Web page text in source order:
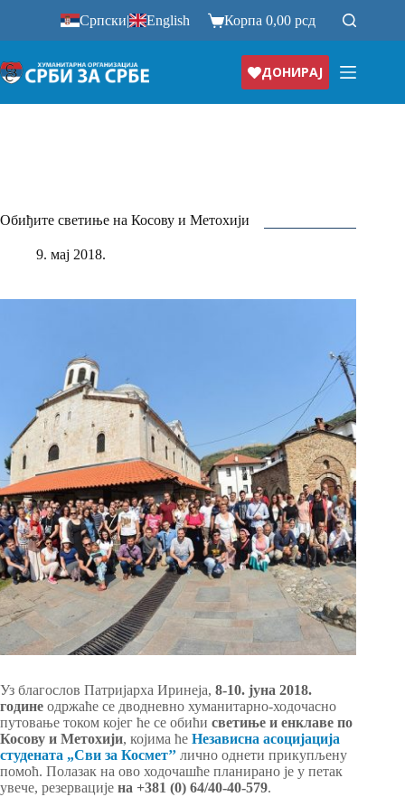
Српски| English Корпа0,00рсд
ДОНИРАЈ
Обиђите светиње на Косову и Метохији
9. мај 2018.
Уз благослов Патријарха Иринеја, 8-10. јуна 2018.
године одржаће се дводневно хуманитарно-ходочасно
путовање током којег ће се обићи светиње и енклаве по
Косову и Метохији, којима ће Независнa асоцијацијa
студената „Сви за Космет’’ лично однети прикупљену
помоћ. Полазак на ово ходочашће планирано је у петак
увече, резервације на +381 (0) 64/40-40-579.